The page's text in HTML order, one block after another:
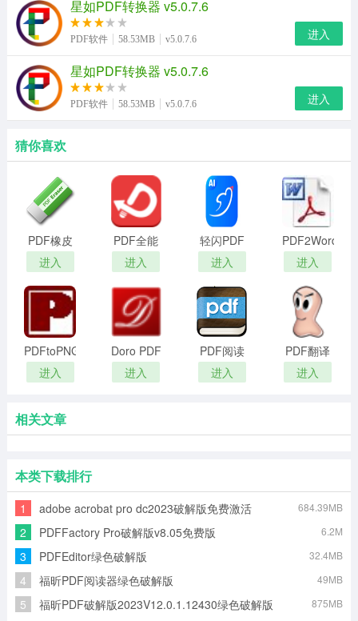
星如PDF转换器 v5.0.7.6
PDF软件 58.53MB v5.0.7.6 进入
星如PDF转换器 v5.0.7.6
PDF软件 58.53MB v5.0.7.6 进入
猜你喜欢
PDF橡皮
擦PDF
Eraser
Pro
进入
PDF全能
转换器
进入
轻闪PDF
官网版
进入
PDF2Word
Converter
进入
PDFtoPNG
进入
Doro PDF
Writer
进入
PDF阅读
器迷你版
进入
PDF翻译
工具(神
器)
进入
相关文章
本类下载排行
1
adobe acrobat pro dc2023破解版免费激活
v2023.001.20064破解版
684.39MB
2 PDFFactory Pro破解版v8.05免费版 6.2M
3 PDFEditor绿色破解版 32.4MB
4 福昕PDF阅读器绿色破解版 49MB
5 福昕PDF破解版2023V12.0.1.12430绿色破解版 875MB